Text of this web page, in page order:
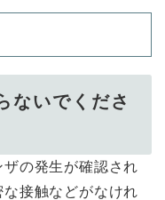
ないでくださ
の発生が確認され
接触などがなけれ